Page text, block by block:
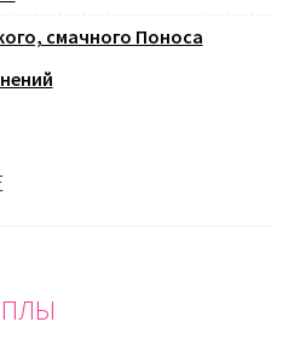
смачного Поноса